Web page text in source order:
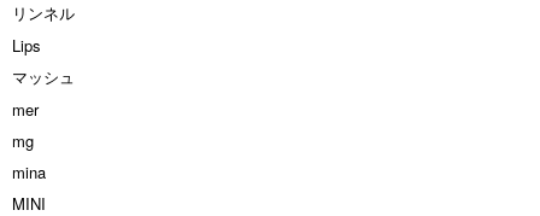
リンネル
Lips
マッシュ
mer
mg
mina
MINI